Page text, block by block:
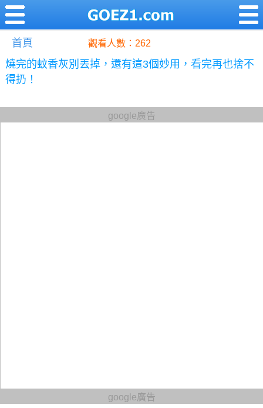
首頁 觀看人數：262
燒完的蚊香灰別丟掉，還有這3個妙用，看完再也捨不
得扔！
google廣告
google廣告